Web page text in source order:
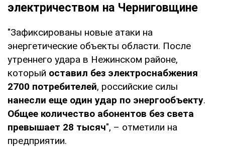
электричеством на Черниговщине
"Зафиксированы новые атаки на
энергетические объекты области. После
утреннего удара в Нежинском районе,
который оставил без электроснабжения
2700 потребителей, российские силы
нанесли еще один удар по энергообъекту.
Общее количество абонентов без света
превышает 28 тысяч", – отметили на
предприятии.